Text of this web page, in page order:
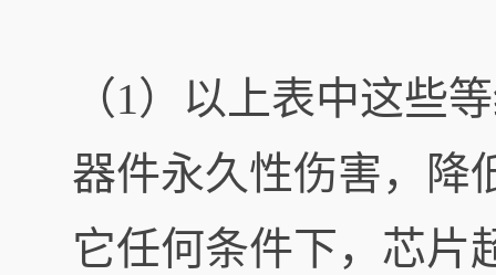
（1）以上表中这些
器件永久性伤害，降
它任何条件下，芯片